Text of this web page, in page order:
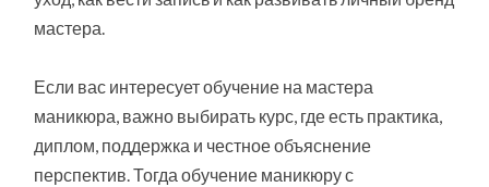
мастера.
Если вас интересует обучение на мастера
маникюра, важно выбирать курс, где есть практика,
диплом, поддержка и честное объяснение
перспектив. Тогда обучение маникюру с